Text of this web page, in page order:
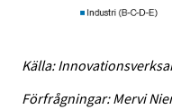
Källa:
Förfrågningar: Mervi